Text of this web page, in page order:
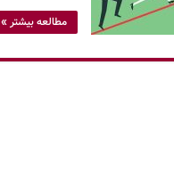
مطالعه بیشتر »